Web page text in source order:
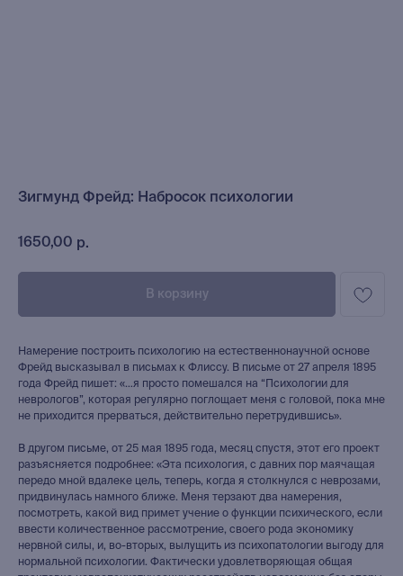
Зигмунд Фрейд: Набросок психологии
1650,00 р.
В корзину
Намерение построить психологию на естественнонаучной основе
Фрейд высказывал в письмах к Флиссу. В письме от 27 апреля 1895
года Фрейд пишет: «…я просто помешался на “Психологии для
неврологов”, которая регулярно поглощает меня с головой, пока мне
не приходится прерваться, действительно перетрудившись».
В другом письме, от 25 мая 1895 года, месяц спустя, этот его проект
разъясняется подробнее: «Эта психология, с давних пор маячащая
передо мной вдалеке цель, теперь, когда я столкнулся с неврозами,
придвинулась намного ближе. Меня терзают два намерения,
посмотреть, какой вид примет учение о функции психического, если
ввести количественное рассмотрение, своего рода экономику
нервной силы, и, во-вторых, вылущить из психопатологии выгоду для
нормальной психологии. Фактически удовлетворяющая общая